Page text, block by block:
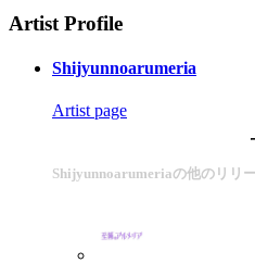
Artist Profile
Shijyunnoarumeria
Artist page
Shijyunnoarumeriaの他のリリ